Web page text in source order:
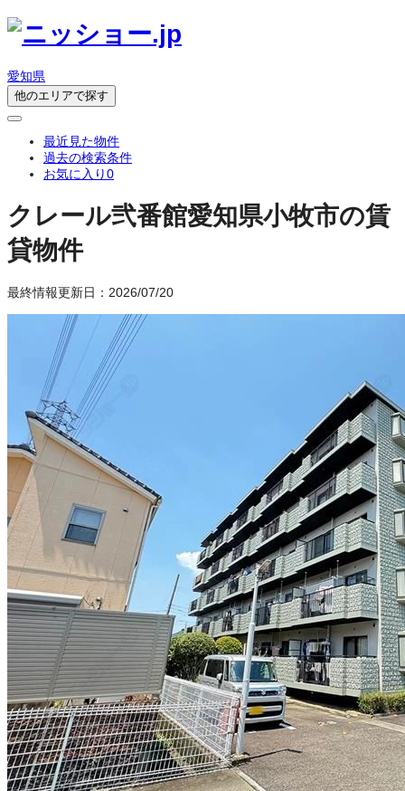
愛知県
他のエリアで探す
最近見た物件
過去の検索条件
お気に入り0
クレール弐番館愛知県小牧市の賃
貸物件
最終情報更新日：2026/07/20